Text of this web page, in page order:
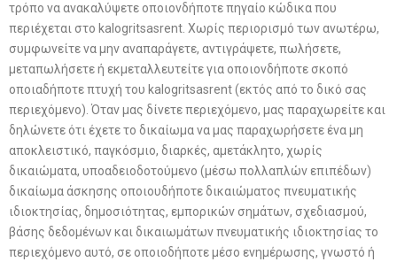
τρόπο να ανακαλύψετε οποιονδήποτε πηγαίο κώδικα που
περιέχεται στο kalogritsasrent. Χωρίς περιορισμό των ανωτέρω,
συμφωνείτε να μην αναπαράγετε, αντιγράψετε, πωλήσετε,
μεταπωλήσετε ή εκμεταλλευτείτε για οποιονδήποτε σκοπό
οποιαδήποτε πτυχή του kalogritsasrent (εκτός από το δικό σας
περιεχόμενο). Όταν μας δίνετε περιεχόμενο, μας παραχωρείτε και
δηλώνετε ότι έχετε το δικαίωμα να μας παραχωρήσετε ένα μη
αποκλειστικό, παγκόσμιο, διαρκές, αμετάκλητο, χωρίς
δικαιώματα, υποαδειοδοτούμενο (μέσω πολλαπλών επιπέδων)
δικαίωμα άσκησης οποιουδήποτε δικαιώματος πνευματικής
ιδιοκτησίας, δημοσιότητας, εμπορικών σημάτων, σχεδιασμού,
βάσης δεδομένων και δικαιωμάτων πνευματικής ιδιοκτησίας το
περιεχόμενο αυτό, σε οποιοδήποτε μέσο ενημέρωσης, γνωστό ή